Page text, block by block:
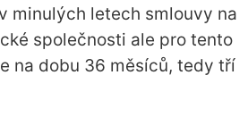
minulých letech smlouvy na
společnosti ale pro tento
na dobu 36 měsíců, tedy tří